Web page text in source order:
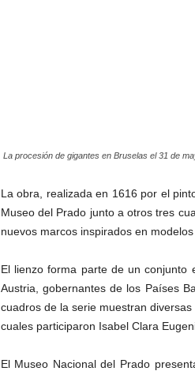
La procesión de gigantes en Bruselas el 31 de
La obra, realizada en 1616 por el
Museo del Prado junto a otros tres
nuevos marcos inspirados en
El lienzo forma parte de un conjunto
Austria, gobernantes de los Países
cuadros de la serie muestran
cuales participaron Isabel Clara
El Museo Nacional del Prado